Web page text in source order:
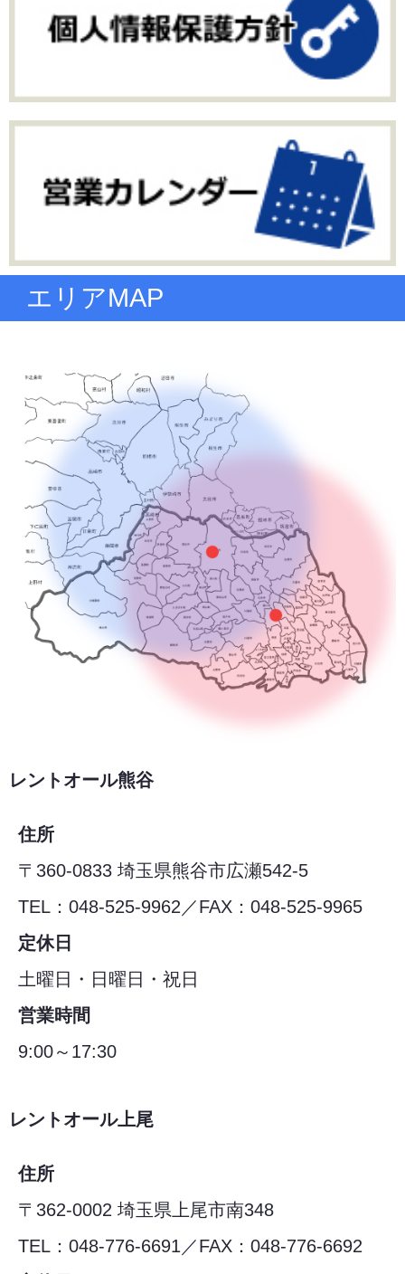
エリアMAP
レントオール熊谷
住所
〒360-0833 埼玉県熊谷市広瀬542-5
TEL：048-525-9962／FAX：048-525-9965
定休日
土曜日・日曜日・祝日
営業時間
9:00～17:30
レントオール上尾
住所
〒362-0002 埼玉県上尾市南348
TEL：048-776-6691／FAX：048-776-6692